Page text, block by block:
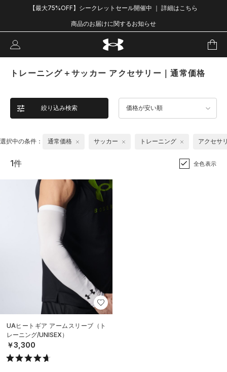
【最大75%OFF】シークレットセール開催中 ｜ 詳細はこちら
商品のお届けに関するお知らせ
トレーニング＋サッカー アクセサリー｜通常価格
絞り込み検索 価格が安い順
選択中の条件： 通常価格 サッカー トレーニング アクセサ
1件 全色表示
UAヒートギア アームスリーブ（ト
レーニング/UNISEX）
￥3,300